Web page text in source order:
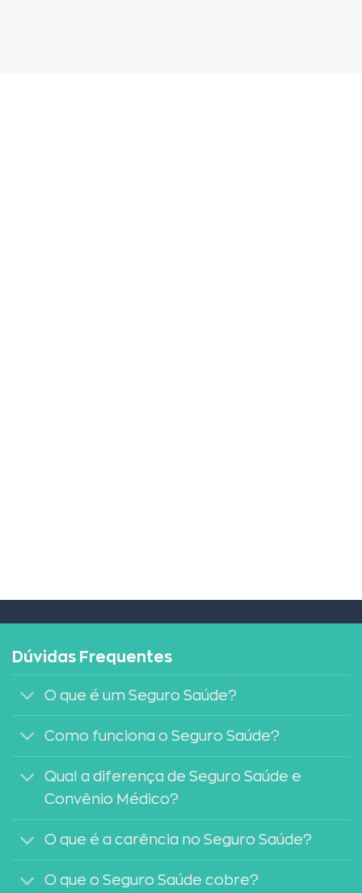
Dúvidas Frequentes
O que é um Seguro Saúde?
Como funciona o Seguro Saúde?
Qual a diferença de Seguro Saúde e
Convênio Médico?
O que é a carência no Seguro Saúde?
O que o Seguro Saúde cobre?